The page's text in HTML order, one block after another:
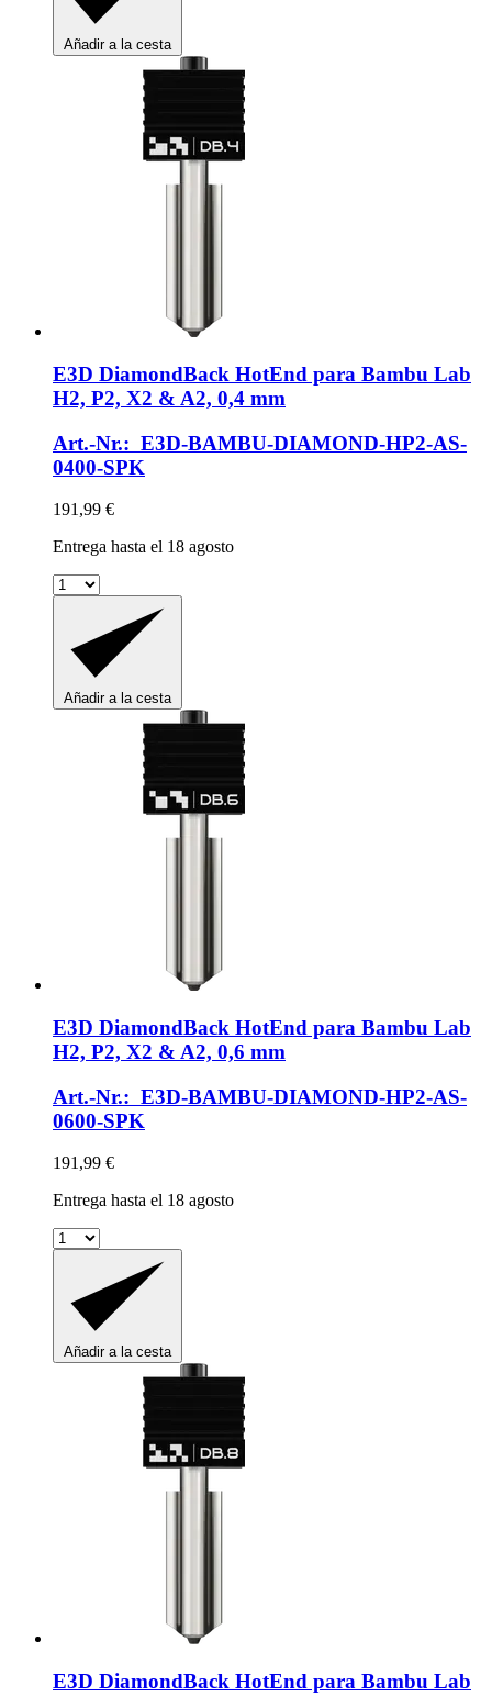
Añadir a la cesta
E3D DiamondBack HotEnd para Bambu Lab
H2, P2, X2 & A2, 0,4 mm
Art.-Nr.: E3D-BAMBU-DIAMOND-HP2-AS-
0400-SPK
191,99 €
Entrega hasta el 18 agosto
Añadir a la cesta
E3D DiamondBack HotEnd para Bambu Lab
H2, P2, X2 & A2, 0,6 mm
Art.-Nr.: E3D-BAMBU-DIAMOND-HP2-AS-
0600-SPK
191,99 €
Entrega hasta el 18 agosto
Añadir a la cesta
E3D DiamondBack HotEnd para Bambu Lab